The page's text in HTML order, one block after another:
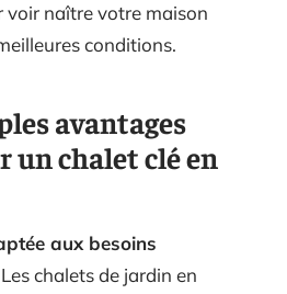
voir naître votre maison
conditions.
avantages
un chalet clé en
aux besoins
chalets de jardin en